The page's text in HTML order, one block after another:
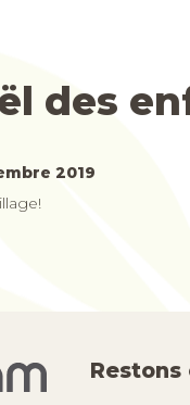
des
2019